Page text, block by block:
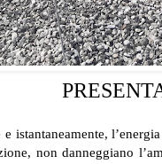
non danneggiano